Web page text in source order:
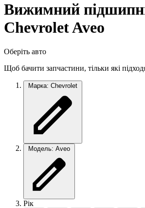
Вижимний
Chevrolet Aveo
Оберіть авто
Щоб бачити запчастини, тільки які
Марка: Chevrolet
Модель: Aveo
Рік